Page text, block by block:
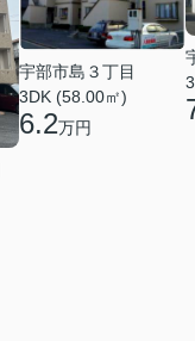
宇部市島３丁目
3DK (58.00㎡)
6.2万円